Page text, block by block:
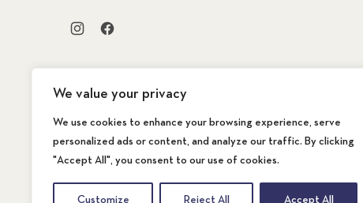
We value your privacy
We use cookies to enhance your browsing experience, serve
personalized ads or content, and analyze our traffic. By clicking
"Accept All", you consent to our use of cookies.
Customize Reject All Accept All
New Window
New Window
Copyright © 2026 .